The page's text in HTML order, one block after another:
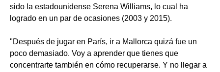
sido la estadounidense Serena Williams, lo cual ha
logrado en un par de ocasiones (2003 y 2015).
"Después de jugar en París, ir a Mallorca quizá fue un
poco demasiado. Voy a aprender que tienes que
concentrarte también en cómo recuperarse. Y no llegar a